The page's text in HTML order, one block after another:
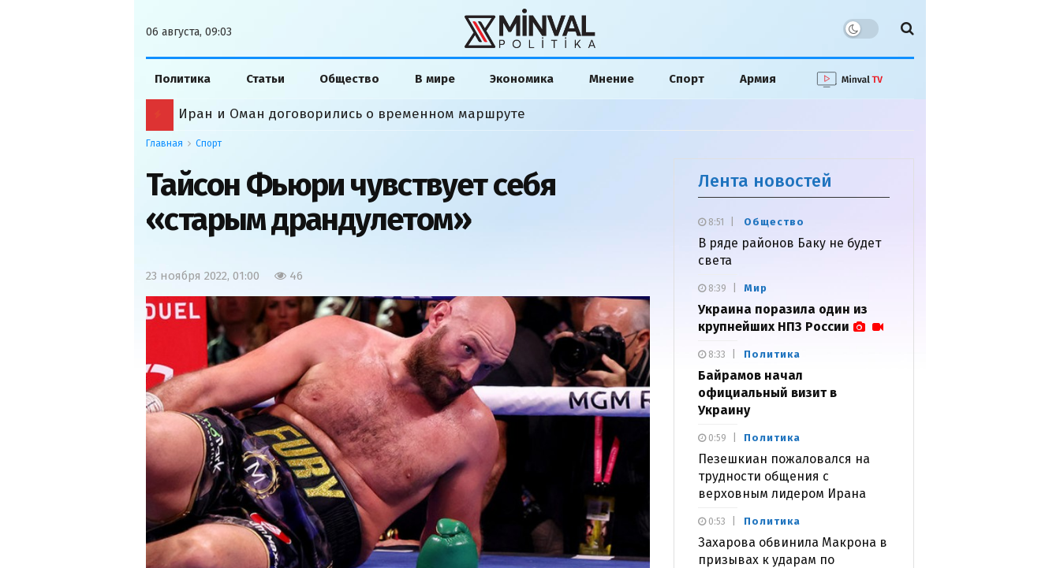
06 августа, 09:03
Политика Статьи Общество В мире Экономика Мнение Спорт Армия
Иран и Оман договорились о временном маршруте
Главная Спорт
Тайсон Фьюри чувствует себя
«старым драндулетом»
23 ноября 2022, 01:00 46
Лента новостей
Общество
В ряде районов Баку не будет
света
8:51
Мир
Украина поразила один из
крупнейших НПЗ России
8:39
Политика
Байрамов начал
официальный визит в
Украину
8:33
Политика
Пезешкиан пожаловался на
трудности общения с
верховным лидером Ирана
0:59
Политика
Захарова обвинила Макрона в
призывах к ударам по
0:53